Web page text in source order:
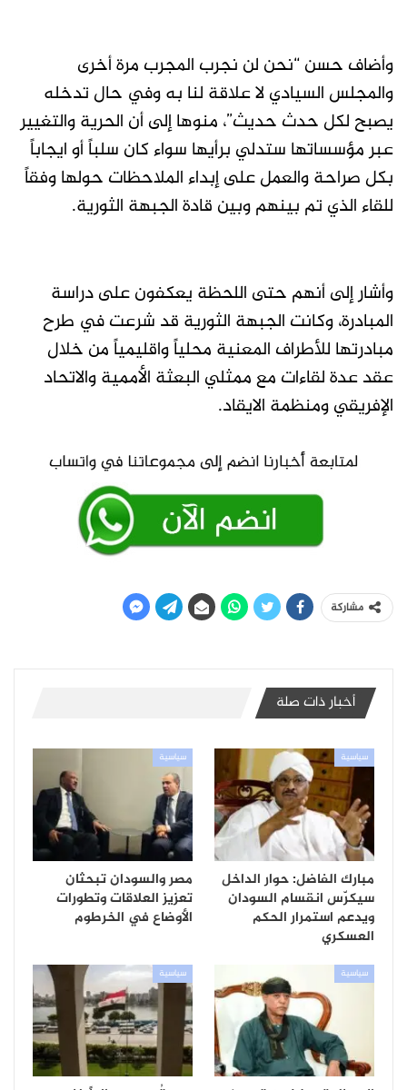
وأضاف حسن “نحن لن نجرب المجرب مرة أخرى
والمجلس السيادي لا علاقة لنا به وفي حال تدخله
يصبح لكل حدث حديث”، منوها إلى أن الحرية والتغيير
عبر مؤسساتها ستدلي برأيها سواء كان سلباً أو ايجاباً
بكل صراحة والعمل على إبداء الملاحظات حولها وفقاً
للقاء الذي تم بينهم وبين قادة الجبهة الثورية.
وأشار إلى أنهم حتى اللحظة يعكفون على دراسة
المبادرة، وكانت الجبهة الثورية قد شرعت في طرح
مبادرتها للأطراف المعنية محلياً واقليمياً من خلال
عقد عدة لقاءات مع ممثلي البعثة الأممية والاتحاد
الإفريقي ومنظمة الايقاد.
مشاركة
أخبار ذات صلة
سياسية
مبارك الفاضل: حوار الداخل
سيكرّس انقسام السودان
ويدعم استمرار الحكم
العسكري
سياسية
مصر والسودان تبحثان
تعزيز العلاقات وتطورات
الأوضاع في الخرطوم
سياسية سياسية